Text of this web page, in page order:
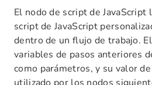
El nodo de script de
script de JavaScript
dentro de un flujo de trabajo.
variables de pasos anteriores
como parámetros, y su valor